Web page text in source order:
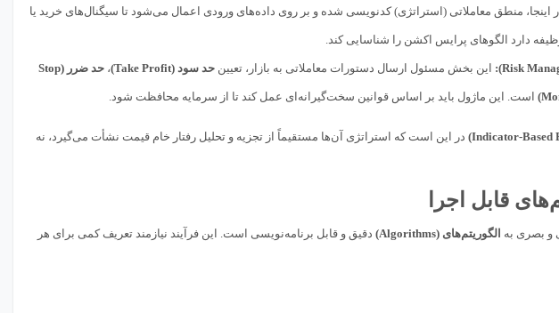
اینجا، منطق معاملاتی (استراتژی) کدنویسی شده و بر روی داده‌های ورودی اعمال می‌شود تا سیگنال‌های خرید یا
دارد الگوهای پرایس اکشن را شناسایی کند.
این بخش مسئول ارسال دستورات معاملاتی به بازار، تعیینحد سود (Take Profit) ، حد ضرر (Stop
است. این ماژول باید بر اساس قوانین سخت‌گیرانه‌ای عمل کند تا از سرمایه محافظت شود.
در این است که استراتژی آن‌ها مستقیماً از تجزیه و تحلیل رفتار خام قیمت نشأت می‌گیرد، نه
قابل اجرا
و بصری به الگوریتم‌های (Algorithms) دقیق و قابل برنامه‌نویسی است. این فرآیند نیازمند تعریف کمی برای هر